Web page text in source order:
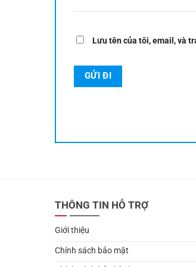
Lưu tên của tôi, email, và
THÔNG TIN HỖ TRỢ
Giới thiệu
Chính sách bảo mật